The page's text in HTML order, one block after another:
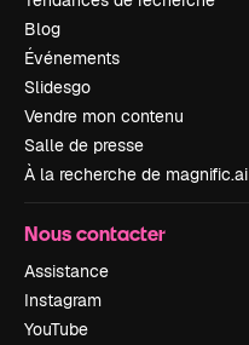
Blog
Événements
Slidesgo
Vendre mon contenu
Salle de presse
À la recherche de magnific.ai
Nous contacter
Assistance
Instagram
YouTube